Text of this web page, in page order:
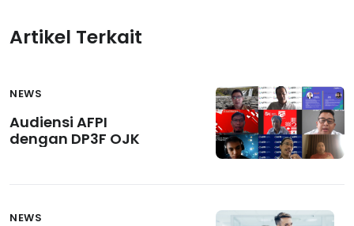
Artikel Terkait
NEWS
Audiensi AFPI
dengan DP3F OJK
NEWS